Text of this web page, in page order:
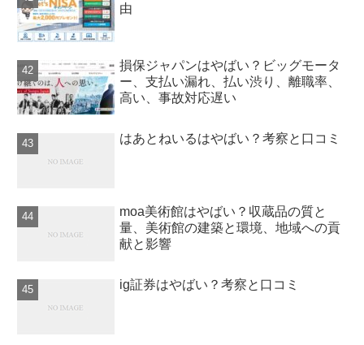
由
損保ジャパンはやばい？ビッグモータ
ー、支払い漏れ、払い渋り、離職率、
高い、事故対応遅い
はあとねいるはやばい？考察と口コミ
moa美術館はやばい？収蔵品の質と
量、美術館の建築と環境、地域への貢
献と影響
ig証券はやばい？考察と口コミ